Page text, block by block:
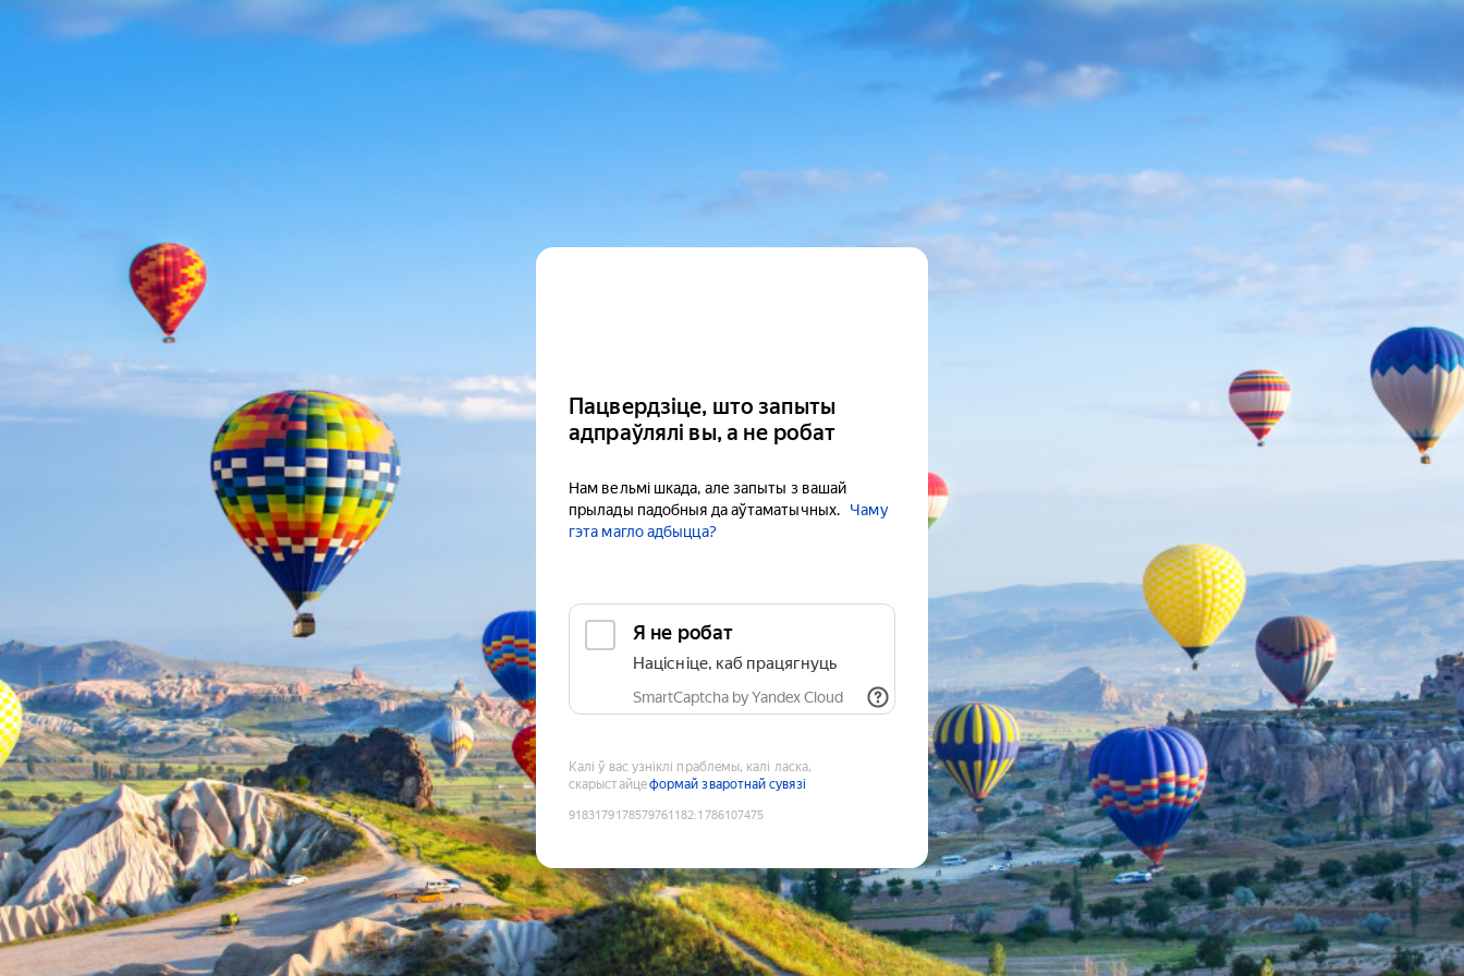
Пацвердзіце, што запыты
адпраўлялі вы, а не робат
Нам вельмі шкада, але запыты з вашай
прылады падобныя да аўтаматычных.
Чаму
гэта магло адбыцца?
Я не робат
Націсніце, каб працягнуць
SmartCaptcha by Yandex Cloud
Калі ў вас узніклі праблемы, калі ласка,
скарыстайцеформай зваротнай сувязі
9183179178579761182:1786107475